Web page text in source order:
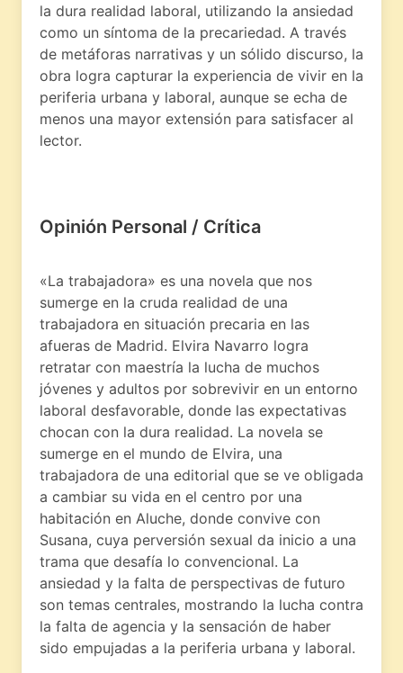
la dura realidad laboral, utilizando la ansiedad
como un síntoma de la precariedad. A través
de metáforas narrativas y un sólido discurso, la
obra logra capturar la experiencia de vivir en la
periferia urbana y laboral, aunque se echa de
menos una mayor extensión para satisfacer al
lector.
Opinión Personal / Crítica
«La trabajadora» es una novela que nos
sumerge en la cruda realidad de una
trabajadora en situación precaria en las
afueras de Madrid. Elvira Navarro logra
retratar con maestría la lucha de muchos
jóvenes y adultos por sobrevivir en un entorno
laboral desfavorable, donde las expectativas
chocan con la dura realidad. La novela se
sumerge en el mundo de Elvira, una
trabajadora de una editorial que se ve obligada
a cambiar su vida en el centro por una
habitación en Aluche, donde convive con
Susana, cuya perversión sexual da inicio a una
trama que desafía lo convencional. La
ansiedad y la falta de perspectivas de futuro
son temas centrales, mostrando la lucha contra
la falta de agencia y la sensación de haber
sido empujadas a la periferia urbana y laboral.